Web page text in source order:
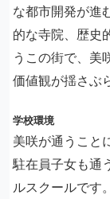
な都市開発が進
的な寺院、歴史
うこの街で、美
価値観が揺さぶ
学校環境
美咲が通うこと
駐在員子女も通
ルスクールです